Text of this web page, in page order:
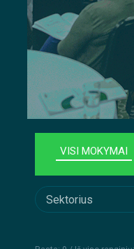
VISI MOKYMAI
Sektorius